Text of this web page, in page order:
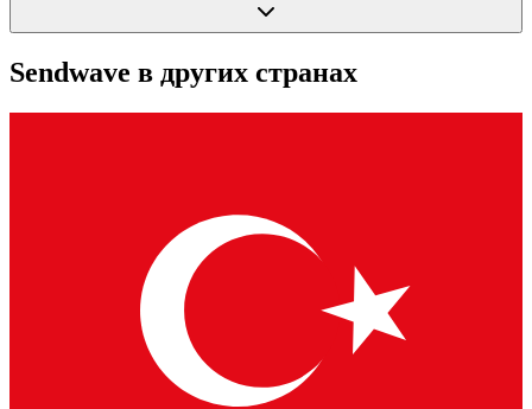
Sendwave в других странах